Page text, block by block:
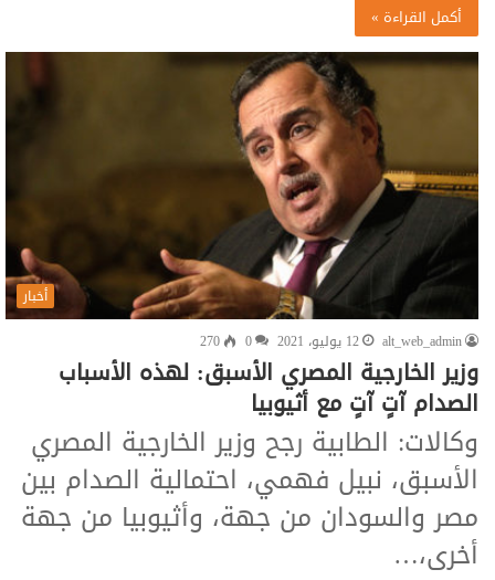
أكمل القراءة »
أخبار
alt_web_admin
12 يوليو، 2021 0
270
وزير الخارجية المصري الأسبق: لهذه الأسباب
الصدام آتٍ آتٍ مع أثيوبيا
وكالات: الطابية رجح وزير الخارجية المصري
الأسبق، نبيل فهمي، احتمالية الصدام بين
مصر والسودان من جهة، وأثيوبيا من جهة
أخرى،…